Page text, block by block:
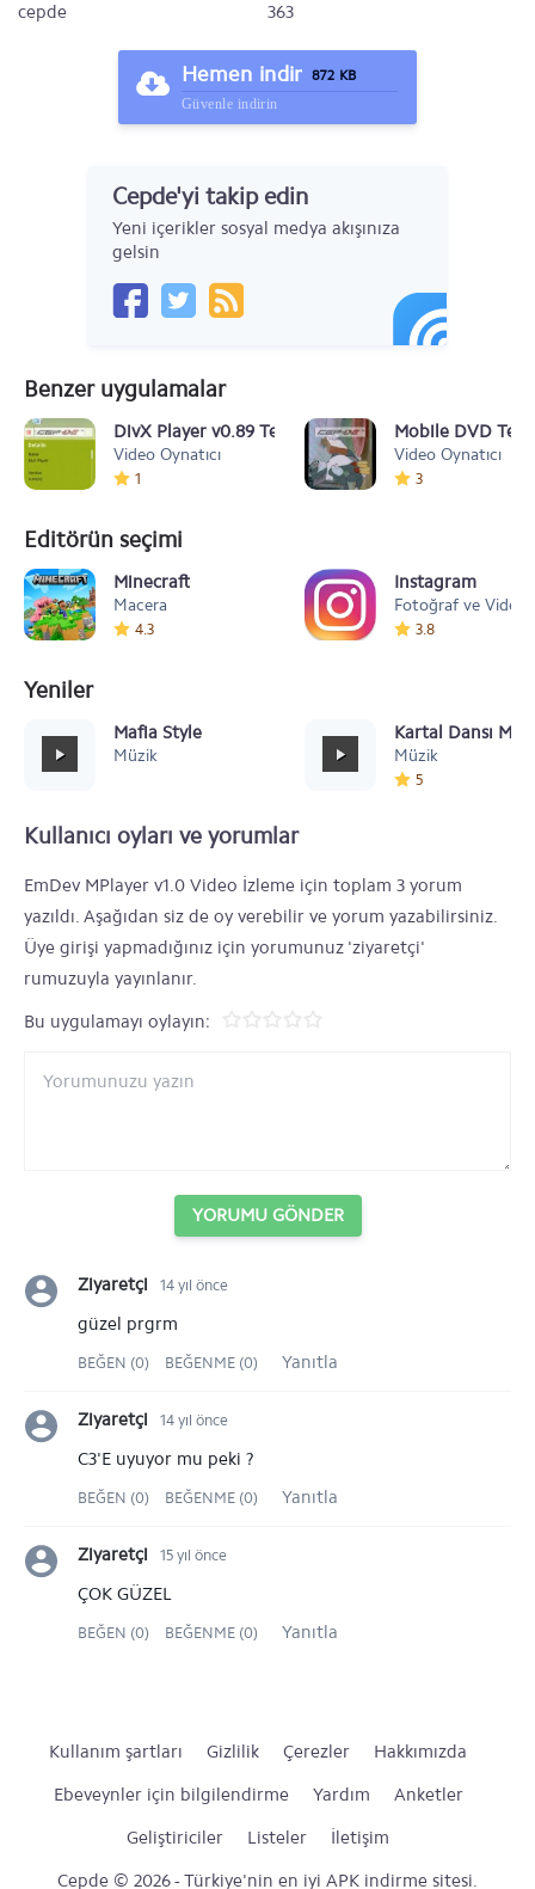
cepde 363
Hemen indir 872 KB
Güvenle indirin
Cepde'yi takip edin
Yeni içerikler sosyal medya akışınıza
gelsin
Benzer uygulamalar
DivX Player v0.89 Telefonda DİVX Formatında
Video Oynatıcı
1
Mobile DVD
Video Oynatıcı
3
Editörün seçimi
Minecraft
Macera
4.3
Instagram
Fotoğraf ve Video
3.8
Yeniler
Mafia Style
Müzik
Kartal Dansı
Müzik
5
Kullanıcı oyları ve yorumlar
EmDev MPlayer v1.0 Video İzleme için toplam 3 yorum
yazıldı. Aşağıdan siz de oy verebilir ve yorum yazabilirsiniz.
Üye girişi yapmadığınız için yorumunuz 'ziyaretçi'
rumuzuyla yayınlanır.
Bu uygulamayı oylayın:
YORUMU GÖNDER
Ziyaretçi 14 yıl önce
güzel prgrm
BEĞEN (0) BEĞENME (0) Yanıtla
Ziyaretçi 14 yıl önce
C3'E uyuyor mu peki ?
BEĞEN (0) BEĞENME (0) Yanıtla
Ziyaretçi 15 yıl önce
ÇOK GÜZEL
BEĞEN (0) BEĞENME (0) Yanıtla
Kullanım şartları Gizlilik Çerezler
Hakkımızda
Ebeveynler için bilgilendirme
Yardım
Anketler
Geliştiriciler
Listeler
İletişim
Cepde © 2026 - Türkiye'nin en iyi APK indirme sitesi.